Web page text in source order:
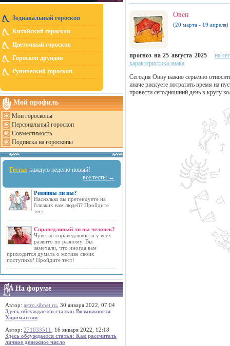
Зодиакальный гороскоп
Китайский гороскоп
Цветочный гороскоп
Гороскоп друидов
Рунический гороскоп
Мой профиль
Мои гороскопы
Персональный гороскоп
Совместимость
Подписка на гороскопы
Тесты: каждую неделю новый!
все тесты →
Ревнивы ли вы?
Насколько вы претендуете на
близких вам людей? Пройдите
тест.
Справедливый ли вы человек?
Чувство справедливости у всех
развито по разному. Вы
замечали, что иногда вам
приходится думать о мотиве своих
поступков? Пройдите тест!
На форуме
Автор: astro.sibnet.ru , 30 января 2022, 07:04
Здесь обсуждается статья: Возможности
Хиромантии
Автор: 271033511
, 16 января 2022, 12:18
Здесь обсуждается статья: Как рассчитать
личное денежное число
Овен
(20 марта - 19 апреля)
прогноз на 25 августа 2025
на
характеристика знака
Сегодня Овну важно серьёзно
иначе рискуете потратить время на
провести сегодняшний день в кругу